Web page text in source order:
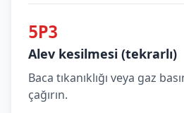
5P3
Alev kesilmesi (tekrarlı)
Baca tıkanıklığı veya gaz
çağırın.